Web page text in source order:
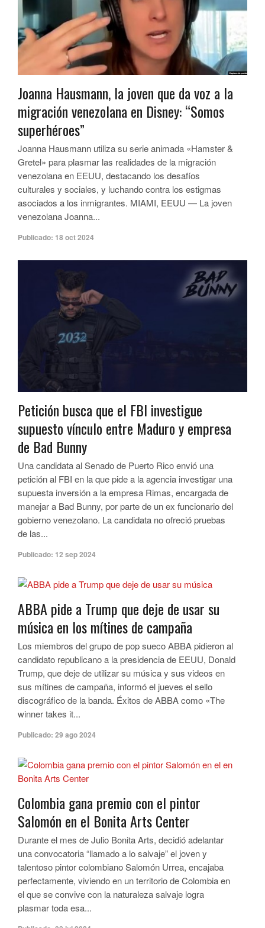
Joanna Hausmann, la joven que da voz a la
migración venezolana en Disney: “Somos
superhéroes”
Joanna Hausmann utiliza su serie animada «Hamster &
Gretel» para plasmar las realidades de la migración
venezolana en EEUU, destacando los desafíos
culturales y sociales, y luchando contra los estigmas
asociados a los inmigrantes. MIAMI, EEUU — La joven
venezolana Joanna...
Publicado: 18 oct 2024
Petición busca que el FBI investigue
supuesto vínculo entre Maduro y empresa
de Bad Bunny
Una candidata al Senado de Puerto Rico envió una
petición al FBI en la que pide a la agencia investigar una
supuesta inversión a la empresa Rimas, encargada de
manejar a Bad Bunny, por parte de un ex funcionario del
gobierno venezolano. La candidata no ofreció pruebas
de las...
Publicado: 12 sep 2024
ABBA pide a Trump que deje de usar su
música en los mítines de campaña
Los miembros del grupo de pop sueco ABBA pidieron al
candidato republicano a la presidencia de EEUU, Donald
Trump, que deje de utilizar su música y sus videos en
sus mítines de campaña, informó el jueves el sello
discográfico de la banda. Éxitos de ABBA como «The
winner takes it...
Publicado: 29 ago 2024
Colombia gana premio con el pintor
Salomón en el Bonita Arts Center
Durante el mes de Julio Bonita Arts, decidió adelantar
una convocatoria “llamado a lo salvaje” el joven y
talentoso pintor colombiano Salomón Urrea, encajaba
perfectamente, viviendo en un territorio de Colombia en
el que se convive con la naturaleza salvaje logra
plasmar toda esa...